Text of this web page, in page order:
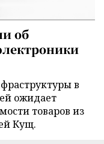
об
в
ожидает
товаров из
Кущ.